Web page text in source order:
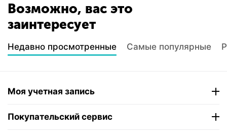
Возможно, вас это
заинтересует
Недавно просмотренные Самые популярные
Моя учетная запись
Покупательский сервис